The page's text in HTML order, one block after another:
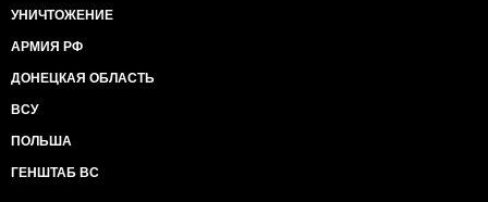
УНИЧТОЖЕНИЕ
АРМИЯ РФ
ДОНЕЦКАЯ ОБЛАСТЬ
ВСУ
ПОЛЬША
ГЕНШТАБ ВС